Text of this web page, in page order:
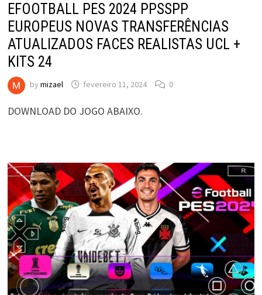
EFOOTBALL PES 2024 PPSSPP
EUROPEUS NOVAS TRANSFERÊNCIAS
ATUALIZADOS FACES REALISTAS UCL +
KITS 24
by mizael fevereiro 11, 2024 0
DOWNLOAD DO JOGO ABAIXO.